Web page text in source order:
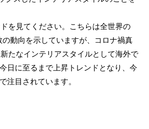
を見てください。こちらは全世界の
の動向を示していますが、コロナ禍真
たなインテリアスタイルとして海外で
日に至るまで上昇トレンドとなり、今
注目されています。